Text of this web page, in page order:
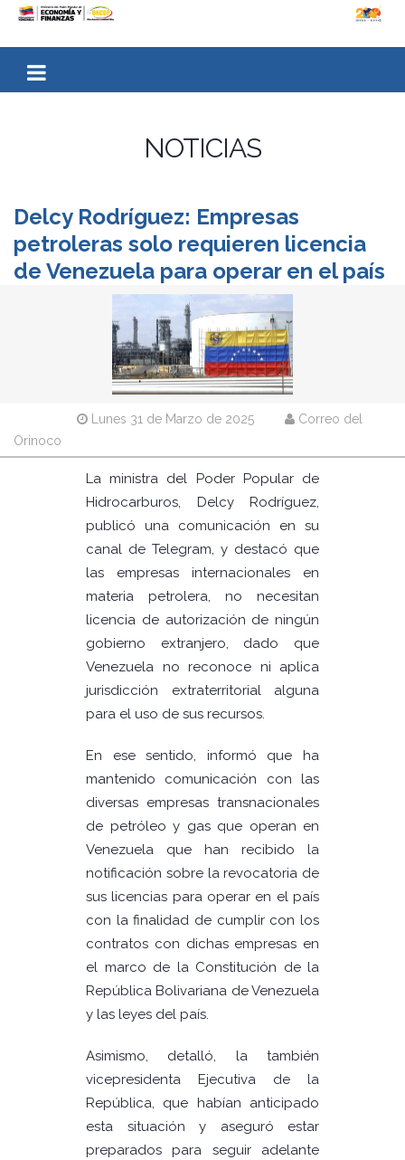
NOTICIAS
Delcy Rodríguez: Empresas
petroleras solo requieren licencia
de Venezuela para operar en el país
Lunes 31 de Marzo de 2025
Correo del
Orinoco
La ministra del Poder Popular de
Hidrocarburos, Delcy Rodríguez,
publicó una comunicación en su
canal de Telegram, y destacó que
las empresas internacionales en
materia petrolera, no necesitan
licencia de autorización de ningún
gobierno extranjero, dado que
Venezuela no reconoce ni aplica
jurisdicción extraterritorial alguna
para el uso de sus recursos.
En ese sentido, informó que ha
mantenido comunicación con las
diversas empresas transnacionales
de petróleo y gas que operan en
Venezuela que han recibido la
notificación sobre la revocatoria de
sus licencias para operar en el país
con la finalidad de cumplir con los
contratos con dichas empresas en
el marco de la Constitución de la
República Bolivariana de Venezuela
y las leyes del país.
Asimismo, detalló, la también
vicepresidenta Ejecutiva de la
República, que habían anticipado
esta situación y aseguró estar
preparados para seguir adelante